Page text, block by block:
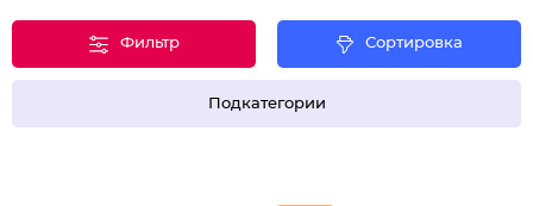
Фильтр Сортировка
Подкатегории